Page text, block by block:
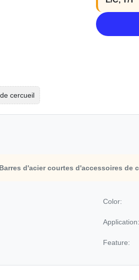
cercueil
Barres d'acier courtes d'accessoires de
Color:
Application:
Feature: